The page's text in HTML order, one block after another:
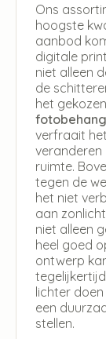
Ons
hoogste
aanbod
digitale
niet alleen
de
het
verfraait
veranderen
ruimte.
tegen de
het niet
aan
niet alleen
heel goed
ontwerp
lichter doen
een
stellen.